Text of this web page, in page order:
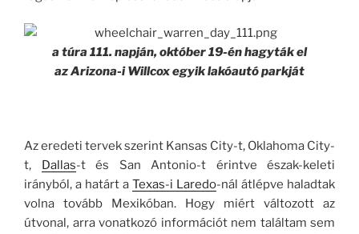
a túra 111. napján, október 19-én hagyták el
az Arizona-i Willcox egyik lakóautó parkját
Az eredeti tervek szerint Kansas City-t, Oklahoma City-
t, Dallas-t és San Antonio-t érintve észak-keleti
irányból, a határt a Texas-i Laredo-nál átlépve haladtak
volna tovább Mexikóban. Hogy miért változott az
útvonal, arra vonatkozó információt nem találtam sem